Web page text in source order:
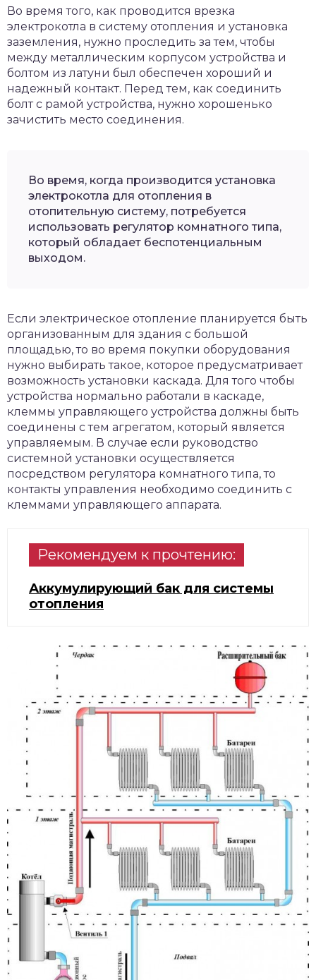
Во время того, как проводится врезка
электрокотла в систему отопления и установка
заземления, нужно проследить за тем, чтобы
между металлическим корпусом устройства и
болтом из латуни был обеспечен хороший и
надежный контакт. Перед тем, как соединить
болт с рамой устройства, нужно хорошенько
зачистить место соединения.
Во время, когда производится установка
электрокотла для отопления в
отопительную систему, потребуется
использовать регулятор комнатного типа,
который обладает беспотенциальным
выходом.
Если электрическое отопление планируется быть
организованным для здания с большой
площадью, то во время покупки оборудования
нужно выбирать такое, которое предусматривает
возможность установки каскада. Для того чтобы
устройства нормально работали в каскаде,
клеммы управляющего устройства должны быть
соединены с тем агрегатом, который является
управляемым. В случае если руководство
системной установки осуществляется
посредством регулятора комнатного типа, то
контакты управления необходимо соединить с
клеммами управляющего аппарата.
Рекомендуем к прочтению:
Аккумулирующий бак для системы
отопления